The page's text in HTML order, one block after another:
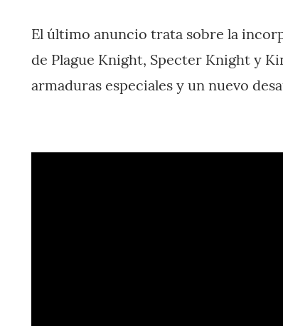
El último anuncio trata sobre la
de Plague Knight, Specter Knight y
armaduras especiales y un nuevo